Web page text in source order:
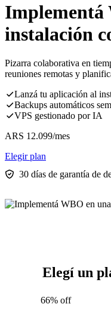
Implementá
instalación
Pizarra colaborativa en
reuniones remotas y
Lanzá tu aplicación al
Backups automáticos
VPS gestionado por IA
ARS 12.099/mes
Elegir plan
30 días de garantía de
Elegí un
66% off